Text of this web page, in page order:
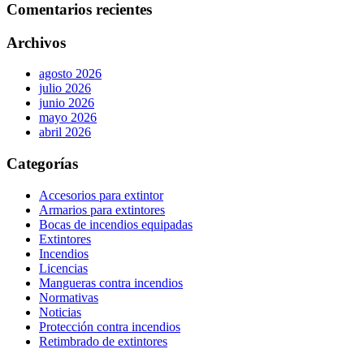
Comentarios recientes
Archivos
agosto 2026
julio 2026
junio 2026
mayo 2026
abril 2026
Categorías
Accesorios para extintor
Armarios para extintores
Bocas de incendios equipadas
Extintores
Incendios
Licencias
Mangueras contra incendios
Normativas
Noticias
Protección contra incendios
Retimbrado de extintores